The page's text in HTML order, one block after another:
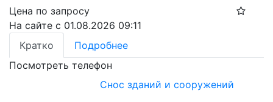
Цена по запросу
На сайте с 01.08.2026 09:11
Кратко
Подробнее
Посмотреть телефон
Снос зданий и сооружений